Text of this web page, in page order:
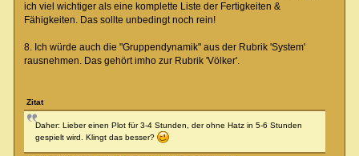
ich viel wichtiger als eine komplette Liste der Fertigkeiten &
Fähigkeiten. Das sollte unbedingt noch rein!
8. Ich würde auch die "Gruppendynamik" aus der Rubrik 'System'
rausnehmen. Das gehört imho zur Rubrik 'Völker'.
Zitat
Daher: Lieber einen Plot für 3-4 Stunden, der ohne Hatz in 5-6 Stunden
gespielt wird. Klingt das besser?